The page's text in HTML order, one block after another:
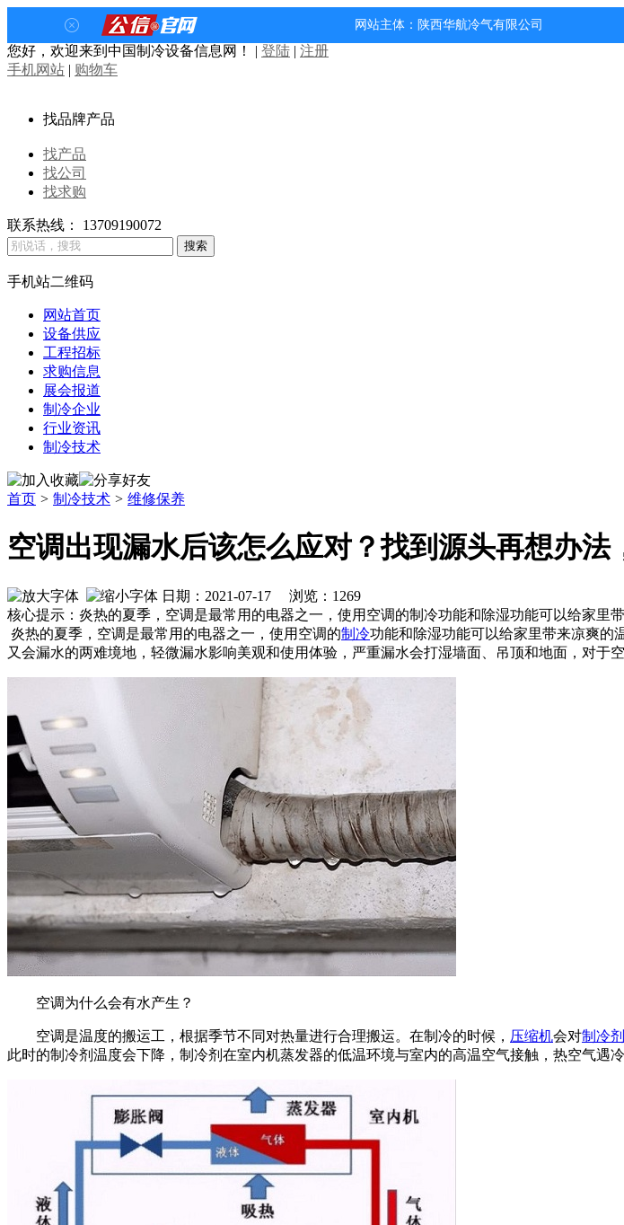
您好，欢迎来到中国制冷设备信息网！ | 登陆 | 注册
手机网站 | 购物车
找品牌产品
找产品
找公司
找求购
联系热线： 13709190072
手机站二维码
网站首页
设备供应
工程招标
求购信息
展会报道
制冷企业
行业资讯
制冷技术
首页 > 制冷技术 > 维修保养
空调出现漏水后该怎么应对？找到源头再想办法
日期：2021-07-17 浏览： 1269
核心提示：炎热的夏季，空调是最常用的电器之一，使用空调的制冷功能和除湿功能可以给家里
炎热的夏季，空调是最常用的电器之一，使用空调的制冷功能和除湿功能可以给家里带来凉爽的
又会漏水的两难境地，轻微漏水影响美观和使用体验，严重漏水会打湿墙面、吊顶和地面，对于
空调为什么会有水产生？
空调是温度的搬运工，根据季节不同对热量进行合理搬运。在制冷的时候， 压缩机会对制冷剂
此时的制冷剂温度会下降，制冷剂在室内机蒸发器的低温环境与室内的高温空气接触，热空气遇